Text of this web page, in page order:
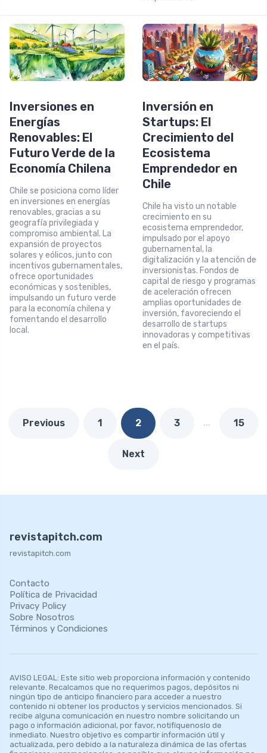
Inversiones en
Energías
Renovables: El
Futuro Verde de la
Economía Chilena
Chile se posiciona como líder
en inversiones en energías
renovables, gracias a su
geografía privilegiada y
compromiso ambiental. La
expansión de proyectos
solares y eólicos, junto con
incentivos gubernamentales,
ofrece oportunidades
económicas y sostenibles,
impulsando un futuro verde
para la economía chilena y
fomentando el desarrollo
local.
Inversión en
Startups: El
Crecimiento del
Ecosistema
Emprendedor en
Chile
Chile ha visto un notable
crecimiento en su
ecosistema emprendedor,
impulsado por el apoyo
gubernamental, la
digitalización y la atención de
inversionistas. Fondos de
capital de riesgo y programas
de aceleración ofrecen
amplias oportunidades de
inversión, favoreciendo el
desarrollo de startups
innovadoras y competitivas
en el país.
Previous 1 2 3 … 15
Next
revistapitch.com
revistapitch.com
Contacto
Política de Privacidad
Privacy Policy
Sobre Nosotros
Términos y Condiciones
AVISO LEGAL: Este sitio web proporciona información y contenido
relevante. Recalcamos que no requerimos pagos, depósitos ni
ningún tipo de anticipo financiero para acceder a nuestro
contenido ni obtener los productos y servicios mencionados. Si
recibe alguna comunicación en nuestro nombre solicitando un
pago o información adicional, por favor, notifíquenoslo de
inmediato. Nuestro objetivo es compartir información útil y
actualizada, pero debido a la naturaleza dinámica de las ofertas